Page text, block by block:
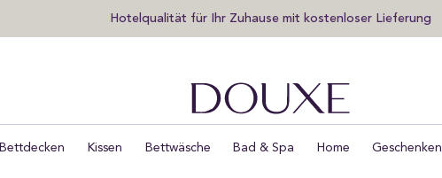
Exklusiven Vorabzugang zu Sales und Neuheiten sichern
Bettdecken Kissen Bettwäsche Bad & Spa Home Geschenken
DOUXE DE